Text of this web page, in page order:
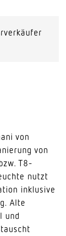
von
von
T8-
nutzt
inklusive
Alte
und